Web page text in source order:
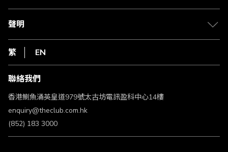
常見問題
csl.
1010
HKT
聲明
私隱聲明
使用條款
條款及細則
不歧視及不騷擾聲明
認可牌照及通告
繁 EN
聯絡我們
香港鰂魚涌英皇道979號太古坊電訊盈科中心14樓
enquiry@theclub.com.hk
(852) 183 3000